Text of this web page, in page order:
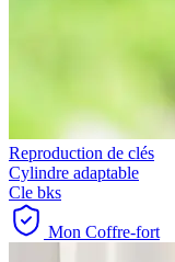
Reproduction de clés
Cylindre adaptable
Cle bks
Mon Coffre-fort